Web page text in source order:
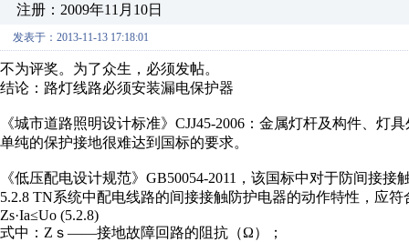
注册：2009年11月10日
发表于：2013-11-13 17:18:01
不为评奖。为了众生，必须发帖。
结论：路灯线路必须安装漏电保护器
《城市道路照明设计标准》CJJ45-2006：金属灯杆及构件、
单纯的保护接地很难达到国标的要求。
《低压配电设计规范》GB50054-2011，该国标中对于防间接接
5.2.8 TN系统中配电线路的间接接触防护电器的动作特性，应
Zs·Ia≤Uo (5.2.8)
式中：Zｓ——接地故障回路的阻抗（Ω）；